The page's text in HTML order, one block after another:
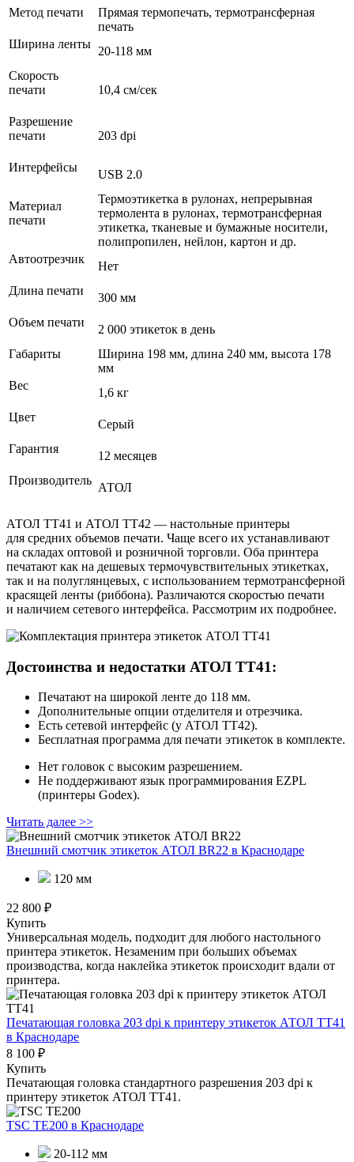
Метод печати
Прямая термопечать, термотрансферная
печать
Ширина ленты
20-118 мм
Скорость
печати
10,4 см/сек
Разрешение
печати
203 dpi
Интерфейсы
USB 2.0
Материал
печати
Термоэтикетка в рулонах, непрерывная
термолента в рулонах, термотрансферная
этикетка, тканевые и бумажные носители,
полипропилен, нейлон, картон и др.
Автоотрезчик
Нет
Длина печати
300 мм
Объем печати
2 000 этикеток в день
Габариты
Ширина 198 мм, длина 240 мм, высота 178
мм
Вес
1,6 кг
Цвет
Серый
Гарантия
12 месяцев
Производитель
АТОЛ
АТОЛ ТТ41 и АТОЛ ТТ42 — настольные принтеры
для средних объемов печати. Чаще всего их устанавливают
на складах оптовой и розничной торговли. Оба принтера
печатают как на дешевых термочувствительных этикетках,
так и на полуглянцевых, с использованием термотрансферной
красящей ленты (риббона). Различаются скоростью печати
и наличием сетевого интерфейса. Рассмотрим их подробнее.
Достоинства и недостатки АТОЛ ТТ41:
Печатают на широкой ленте до 118 мм.
Дополнительные опции отделителя и отрезчика.
Есть сетевой интерфейс (у АТОЛ ТТ42).
Бесплатная программа для печати этикеток в комплекте.
Нет головок с высоким разрешением.
Не поддерживают язык программирования EZPL
(принтеры Godex).
Читать далее >>
Внешний смотчик этикеток АТОЛ BR22 в Краснодаре
120 мм
22 800 ₽
Купить
Универсальная модель, подходит для любого настольного
принтера этикеток. Незаменим при больших объемах
производства, когда наклейка этикеток происходит вдали от
принтера.
Печатающая головка 203 dpi к принтеру этикеток АТОЛ ТТ41
в Краснодаре
8 100 ₽
Купить
Печатающая головка стандартного разрешения 203 dpi к
принтеру этикеток АТОЛ ТТ41.
TSC TE200 в Краснодаре
20-112 мм